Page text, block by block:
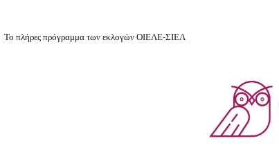
Το πλήρες πρόγραμμα των εκλογών ΟΙΕΛΕ-ΣΙΕΛ